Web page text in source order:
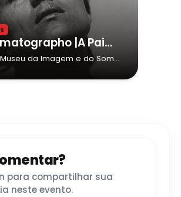
Cinematographo |A Paixão de Joana D´Arc
Museu da Imagem e do Som
para compartilhar sua
neste evento.